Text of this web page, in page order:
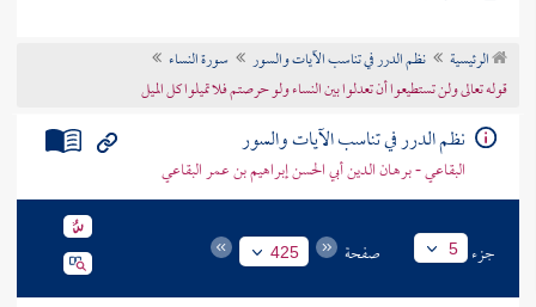
موضوعي
تراجم الأعلام
الرئيسية نظم الدرر في تناسب الآيات والسور
سورة النساء
قوله تعالى ولن تستطيعوا أن تعدلوا بين النساء ولو حرصتم فلا تميلوا كل الميل
نظم الدرر في تناسب الآيات والسور
البقاعي - برهان الدين أبي الحسن إبراهيم بن عمر البقاعي
جزء 5 صفحة 425